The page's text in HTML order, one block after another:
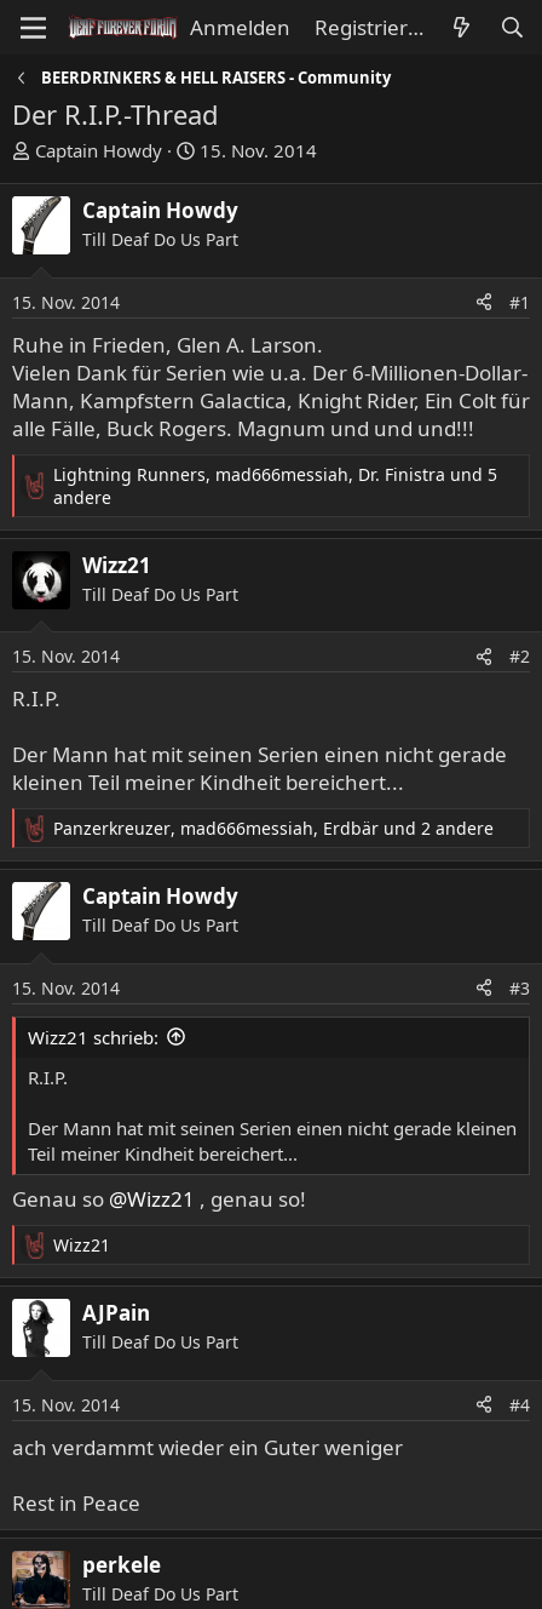
Anmelden Registrieren
BEERDRINKERS & HELL RAISERS - Community
Der R.I.P.-Thread
E
s
t
e
l
r
Captain Howdy
E
s
t
e
l
a
m
15. Nov. 2014
Captain Howdy
Till Deaf Do Us Part
15. Nov. 2014 #1
Ruhe in Frieden, Glen A. Larson.
Vielen Dank für Serien wie u.a. Der 6-Millionen-Dollar-
Mann, Kampfstern Galactica, Knight Rider, Ein Colt für
alle Fälle, Buck Rogers. Magnum und und und!!!
R
a
k
t
i
o
n
e
n
Lightning Runners, mad666messiah, Dr. Finistra und 5
andere
Wizz21
Till Deaf Do Us Part
15. Nov. 2014 #2
R.I.P.
Der Mann hat mit seinen Serien einen nicht gerade
kleinen Teil meiner Kindheit bereichert...
R
e
a
k
t
n
e
n
Panzerkreuzer, mad666messiah, Erdbär und 2 andere
Captain Howdy
Till Deaf Do Us Part
15. Nov. 2014 #3
Wizz21 schrieb:
R.I.P.
Der Mann hat mit seinen Serien einen nicht gerade kleinen
Teil meiner Kindheit bereichert...
Genau so @Wizz21 , genau so!
R
e
a
k
t
n
e
n
Wizz21
AJPain
Till Deaf Do Us Part
15. Nov. 2014 #4
ach verdammt wieder ein Guter weniger
Rest in Peace
perkele
Till Deaf Do Us Part